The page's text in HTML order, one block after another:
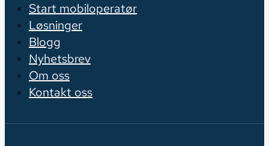
Start mobiloperatør
Løsninger
Blogg
Nyhetsbrev
Om oss
Kontakt oss